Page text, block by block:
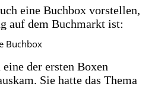
eine Buchbox vorstellen,
auf dem Buchmarkt ist:
Buchbox
der ersten Boxen
Sie hatte das Thema